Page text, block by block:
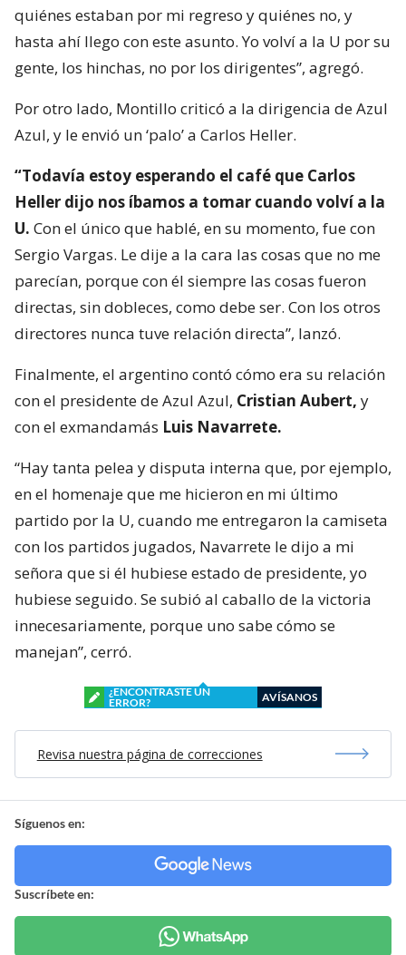
quiénes estaban por mi regreso y quiénes no, y
hasta ahí llego con este asunto. Yo volví a la U por su
gente, los hinchas, no por los dirigentes”, agregó.
Por otro lado, Montillo criticó a la dirigencia de Azul
Azul, y le envió un ‘palo’ a Carlos Heller.
“Todavía estoy esperando el café que Carlos
Heller dijo nos íbamos a tomar cuando volví a la
U. Con el único que hablé, en su momento, fue con
Sergio Vargas. Le dije a la cara las cosas que no me
parecían, porque con él siempre las cosas fueron
directas, sin dobleces, como debe ser. Con los otros
directores nunca tuve relación directa”, lanzó.
Finalmente, el argentino contó cómo era su relación
con el presidente de Azul Azul, Cristian Aubert, y
con el exmandamás Luis Navarrete.
“Hay tanta pelea y disputa interna que, por ejemplo,
en el homenaje que me hicieron en mi último
partido por la U, cuando me entregaron la camiseta
con los partidos jugados, Navarrete le dijo a mi
señora que si él hubiese estado de presidente, yo
hubiese seguido. Se subió al caballo de la victoria
innecesariamente, porque uno sabe cómo se
manejan”, cerró.
¿ENCONTRASTE UN
ERROR?
AVÍSANOS
Revisa nuestra página de correcciones
Síguenos en:
Suscríbete en: